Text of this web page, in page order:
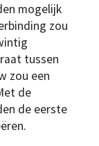
mogelijk
zou
tussen
zou een
de
de eerste